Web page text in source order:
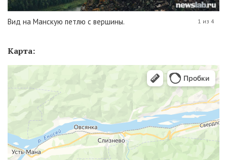
Вид на Манскую петлю с вершины. 1 из 4
Карта: